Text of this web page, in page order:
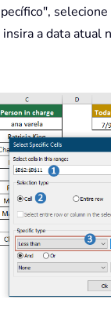
a data atual